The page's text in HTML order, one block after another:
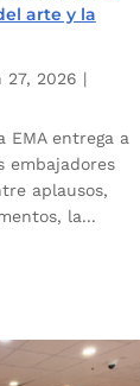
arte y la
27, 2026 |
EMA entrega a
embajadores
aplausos,
la...